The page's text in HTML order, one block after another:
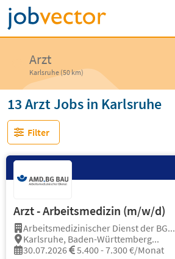
Arzt
Karlsruhe (50 km)
13 Arzt Jobs in Karlsruhe
Filter
Arzt - Arbeitsmedizin (m/w/d)
Arbeitsmedizinischer Dienst der BG...
Karlsruhe, Baden-Württemberg...
30.07.2026
5.400 - 7.300 €/Monat